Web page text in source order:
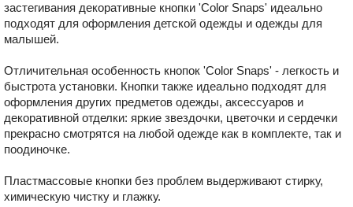
застегивания декоративные кнопки ʹColor Snapsʹ идеально
подходят для оформления детской одежды и одежды для
малышей.
Отличительная особенность кнопок ʹColor Snapsʹ - легкость и
быстрота установки. Кнопки также идеально подходят для
оформления других предметов одежды, аксессуаров и
декоративной отделки: яркие звездочки, цветочки и сердечки
прекрасно смотрятся на любой одежде как в комплекте, так и
поодиночке.
Пластмассовые кнопки без проблем выдерживают стирку,
химическую чистку и глажку.